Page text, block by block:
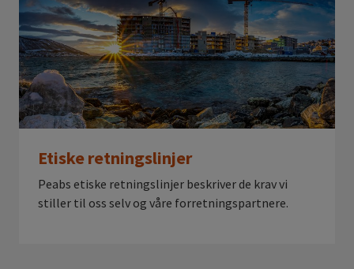
Etiske retningslinjer
Peabs etiske retningslinjer beskriver de krav vi
stiller til oss selv og våre forretningspartnere.